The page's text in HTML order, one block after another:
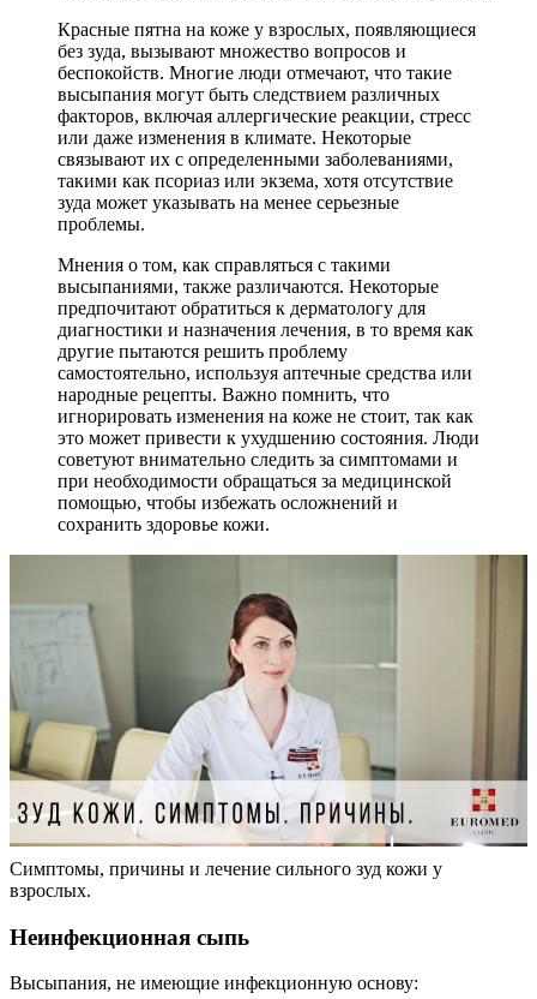
Красные пятна на коже у взрослых, появляющиеся
без зуда, вызывают множество вопросов и
беспокойств. Многие люди отмечают, что такие
высыпания могут быть следствием различных
факторов, включая аллергические реакции, стресс
или даже изменения в климате. Некоторые
связывают их с определенными заболеваниями,
такими как псориаз или экзема, хотя отсутствие
зуда может указывать на менее серьезные
проблемы.
Мнения о том, как справляться с такими
высыпаниями, также различаются. Некоторые
предпочитают обратиться к дерматологу для
диагностики и назначения лечения, в то время как
другие пытаются решить проблему
самостоятельно, используя аптечные средства или
народные рецепты. Важно помнить, что
игнорировать изменения на коже не стоит, так как
это может привести к ухудшению состояния. Люди
советуют внимательно следить за симптомами и
при необходимости обращаться за медицинской
помощью, чтобы избежать осложнений и
сохранить здоровье кожи.
Симптомы, причины и лечение сильного зуд кожи у
взрослых.
​Неинфекционная сыпь
Высыпания, не имеющие инфекционную основу: